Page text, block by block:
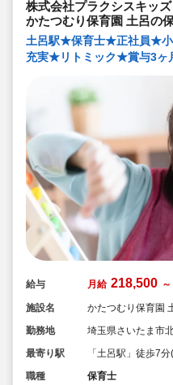
株式会社プラクシスキッズ
かたつむり保育園 土呂の
土呂駅★保育士★正社員★小
充実★リトミック★賞与3ヶ
給与 月給 218,500 ～
施設名
かたつむり保育園
勤務地
埼玉県さいたま市
最寄り駅
「土呂駅」徒歩7
職種
保育士